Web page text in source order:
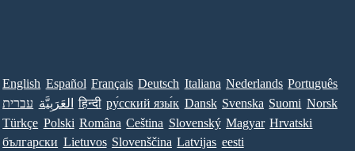
English Español Français Deutsch Italiana Nederlands Português
עברית العَرَبِيَّة हिन्दी ру́сский язы́к Dansk Svenska Suomi Norsk
Türkçe Polski Româna Ceština Slovenský Magyar Hrvatski
български Lietuvos Slovenščina Latvijas eesti